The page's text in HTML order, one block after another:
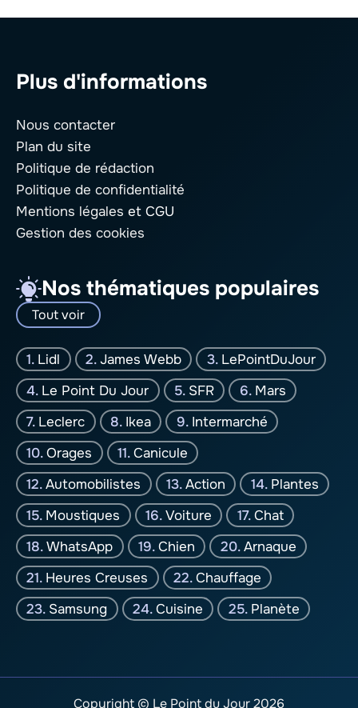
Plus d'informations
Nous contacter
Plan du site
Politique de rédaction
Politique de confidentialité
Mentions légales et CGU
Gestion des cookies
Nos thématiques populaires
Tout voir
Lidl James Webb
LePointDuJour
Le Point Du Jour
SFR
Mars
Leclerc
Ikea
Intermarché
Orages
Canicule
Automobilistes
Action
Plantes
Moustiques
Voiture
Chat
WhatsApp
Chien
Arnaque
Heures Creuses
Chauffage
Samsung
Cuisine Planète
Copyright © Le Point du Jour 2026